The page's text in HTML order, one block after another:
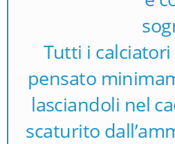
Tutti i
pensato
lasciandoli nel
scaturito